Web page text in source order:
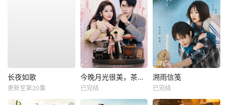
长夜如歌
更新至第20集
今晚月光很美，茶香四溢
已完结
溯雨信笺
已完结